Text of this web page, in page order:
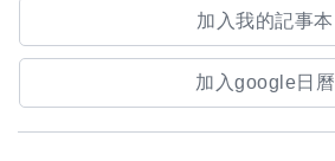
加入我的記事本
加入google日曆